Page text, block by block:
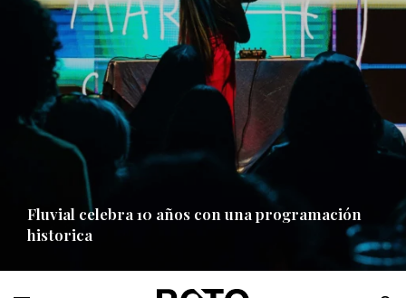
Fluvial celebra 10 años con una programación
historica